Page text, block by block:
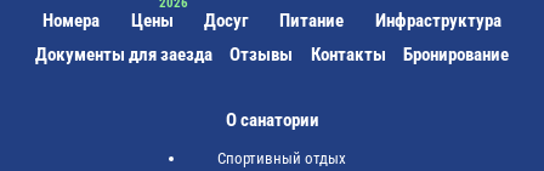
Номера Цены Досуг Питание
Инфраструктура
Документы для заезда
Отзывы Контакты Бронирование
О санатории
Спортивный отдых